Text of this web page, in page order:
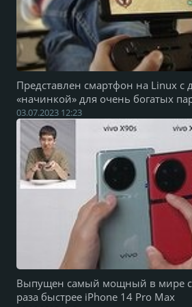
Представлен смартфон на Linux с
«начинкой» для очень богатых
03.07.2023 12:23
Выпущен самый мощный в мире
раза быстрее iPhone 14 Pro Max